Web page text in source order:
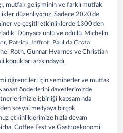
mutfak gelişiminin ve farklı mutfak
düzenliyoruz. Sadece 2020’de
ve çeşitli etkinliklerde 1300’den
Dünyaca ünlü ve ödüllü, Michelin
Patrick Jeffrot, Paul da Costa
Roth, Gunnar Hvarnes ve Christian
arasındaydı.
öğrencileri için seminerler ve mutfak
önderlerini davetlerimizde
işbirliği kapsamında
sosyal medyaya birçok
etkinliklerimize hızla devam
Coffee Fest ve Gastroekonomi